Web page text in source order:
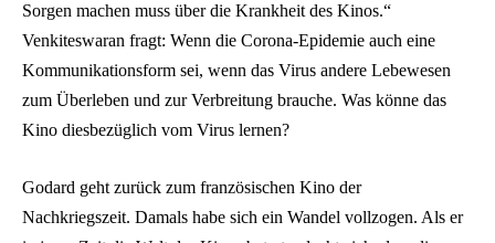
Sorgen machen muss über die Krankheit des Kinos.“
Venkiteswaran fragt: Wenn die Corona-Epidemie auch eine
Kommunikationsform sei, wenn das Virus andere Lebewesen
zum Überleben und zur Verbreitung brauche. Was könne das
Kino diesbezüglich vom Virus lernen?
Godard geht zurück zum französischen Kino der
Nachkriegszeit. Damals habe sich ein Wandel vollzogen. Als er